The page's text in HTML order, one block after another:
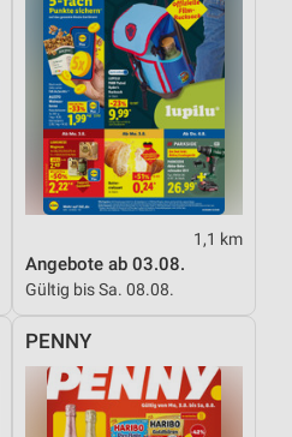
1,1 km
Angebote ab 03.08.
Gültig bis Sa. 08.08.
PENNY